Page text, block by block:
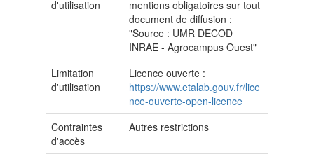
d'utilisation
mentions obligatoires sur tout
document de diffusion :
"Source : UMR DECOD
INRAE - Agrocampus Ouest"
Limitation
d'utilisation
Licence ouverte :
https://www.etalab.gouv.fr/lice
nce-ouverte-open-licence
Contraintes
d'accès
Autres restrictions